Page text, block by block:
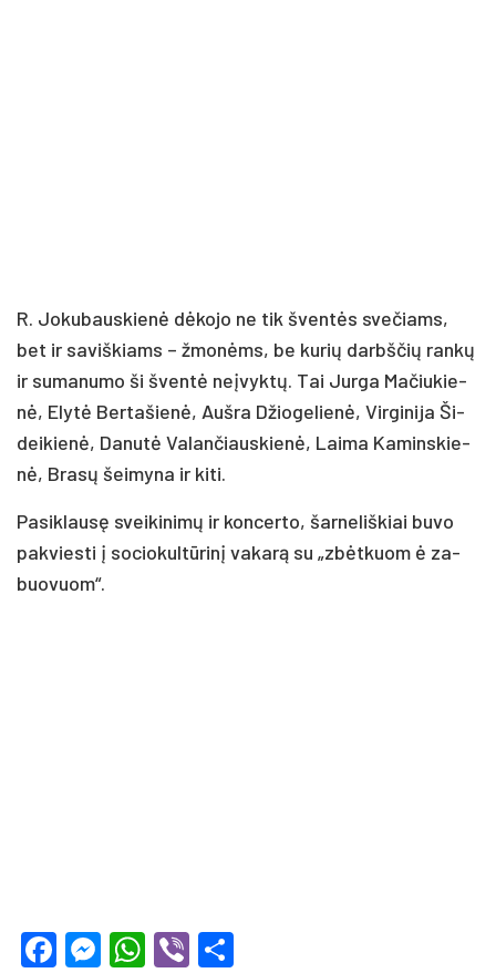
R. Jo­ku­baus­kie­nė dė­ko­jo ne tik šven­tės sve­čiams,
bet ir sa­viš­kiams – žmo­nėms, be ku­rių darbš­čių ran­kų
ir su­ma­nu­mo ši šven­tė neį­vyk­tų. Tai Jur­ga Ma­čiu­kie­
nė, Ely­tė Ber­ta­šie­nė, Auš­ra Džio­ge­lie­nė, Vir­gi­ni­ja Ši­
dei­kie­nė, Da­nu­tė Va­lan­čiaus­kie­nė, Lai­ma Ka­mins­kie­
nė, Bra­sų šei­my­na ir ki­ti.
Pa­sik­lau­sę svei­ki­ni­mų ir kon­cer­to, šar­ne­liš­kiai bu­vo
pa­kvies­ti į so­cio­kul­tū­ri­nį va­ka­rą su „zbėt­kuom ė za­
buo­vuom“.
Facebook
Messenger
WhatsApp
Viber